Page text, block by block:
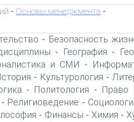
- Основы менеджмента -
- Безопасность
- География -
и СМИ -
- Культурология -
- Политология - Право
- Религиоведение -
- Финансы - Химия -